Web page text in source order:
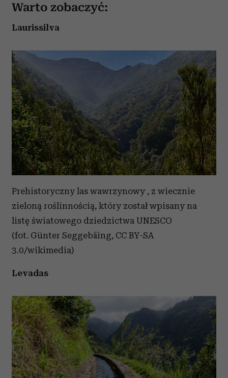
Warto zobaczyć:
Laurissilva
Prehistoryczny las wawrzynowy , z wiecznie
zieloną roślinnością, który został wpisany na
listę światowego dziedzictwa UNESCO
(fot. Günter Seggebäing, CC BY-SA
3.0/wikimedia)
Levadas